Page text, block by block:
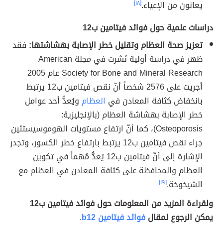
يعانون من الإعياء.[١٨]
دراسات علمية حول فوائد فيتامين ب12
تعزيز صحة العظام وتقليل خطر الإصابة بهشاشتها: فقد
ظهر في دراسة أولية نُشرت في مجلة American
Society for Bone and Mineral Research عام 2005
أجريت على 2576 شخصاً أنّ نقص فيتامين ب12 يرتبط
بانخفاض كثافة المعادن في العظام ويُعدُّ أحد عوامل
خطر الإصابة بهشاشة العظام (بالإنجليزية:
Osteoporosis)، كما أنّ ارتفاع مستويات الهوموسيستئين
جراء نقص فيتامين ب12 يرتبط بارتفاع خطر الكسور، وتجدر
الإشارة إلى أنّ فيتامين ب12 يُعدُّ مُهماً في تكوين
العظام والمحافظة على كثافة المعادن في العظام مع
الشيخوخة.[١٩]
ولقراءة المزيد من المعلومات حول فوائد فيتامين ب12
يمكن الرجوع لمقالفوائد فيتامين b12 .